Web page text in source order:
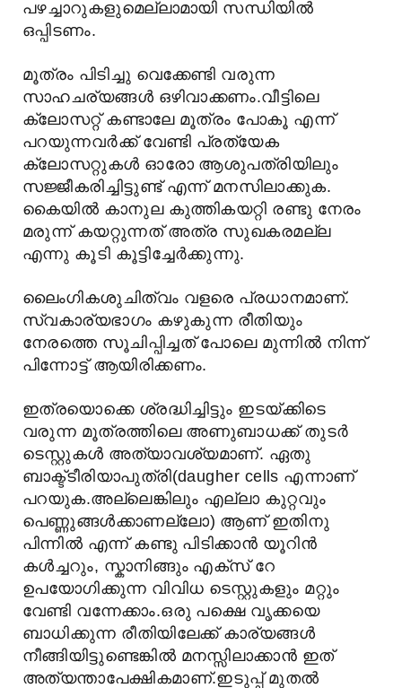
പഴച്ചാറുകളുമെല്ലാമായി സന്ധിയില്‍
ഒപ്പിടണം.
മൂത്രം പിടിച്ചു വെക്കേണ്ടി വരുന്ന
സാഹചര്യങ്ങള്‍ ഒഴിവാക്കണം.വീട്ടിലെ
ക്ലോസറ്റ് കണ്ടാലേ മൂത്രം പോകൂ എന്ന്
പറയുന്നവര്‍ക്ക് വേണ്ടി പ്രത്യേക
ക്ലോസറ്റുകള്‍ ഓരോ ആശുപത്രിയിലും
സജ്ജീകരിച്ചിട്ടുണ്ട് എന്ന് മനസിലാക്കുക.
കൈയില്‍ കാനുല കുത്തികയറ്റി രണ്ടു നേരം
മരുന്ന് കയറ്റുന്നത് അത്ര സുഖകരമല്ല
എന്നു കൂടി കൂട്ടിച്ചേര്‍ക്കുന്നു.
ലൈംഗികശുചിത്വം വളരെ പ്രധാനമാണ്.
സ്വകാര്യഭാഗം കഴുകുന്ന രീതിയും
നേരത്തെ സൂചിപ്പിച്ചത് പോലെ മുന്നില്‍ നിന്ന്
പിന്നോട്ട് ആയിരിക്കണം.
ഇത്രയൊക്കെ ശ്രദ്ധിച്ചിട്ടും ഇടയ്ക്കിടെ
വരുന്ന മൂത്രത്തിലെ അണുബാധക്ക് തുടര്‍
ടെസ്റ്റുകള്‍ അത്യാവശ്യമാണ്. ഏതു
ബാക്ട്ടീരിയാപുത്രി(daugher cells എന്നാണ്
പറയുക.അല്ലെങ്കിലും എല്ലാ കുറ്റവും
പെണ്ണുങ്ങള്‍ക്കാണല്ലോ) ആണ് ഇതിനു
പിന്നില്‍ എന്ന് കണ്ടു പിടിക്കാന്‍ യൂറിന്‍
കള്‍ച്ചറും, സ്കാനിങ്ങും എക്സ് റേ
ഉപയോഗിക്കുന്ന വിവിധ ടെസ്റ്റുകളും മറ്റും
വേണ്ടി വന്നേക്കാം.ഒരു പക്ഷെ വൃക്കയെ
ബാധിക്കുന്ന രീതിയിലേക്ക് കാര്യങ്ങള്‍
നീങ്ങിയിട്ടുണ്ടെങ്കില്‍ മനസ്സിലാക്കാന്‍ ഇത്
അത്യന്താപേക്ഷികമാണ്.ഇടുപ്പ് മുതല്‍